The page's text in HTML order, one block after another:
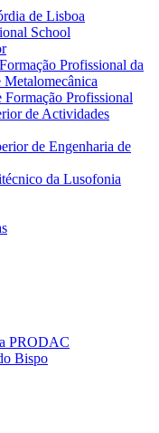
de Lisboa
School
Profissional da
Profissional
de Actividades
de Engenharia de
da Lusofonia
PRODAC
Bispo